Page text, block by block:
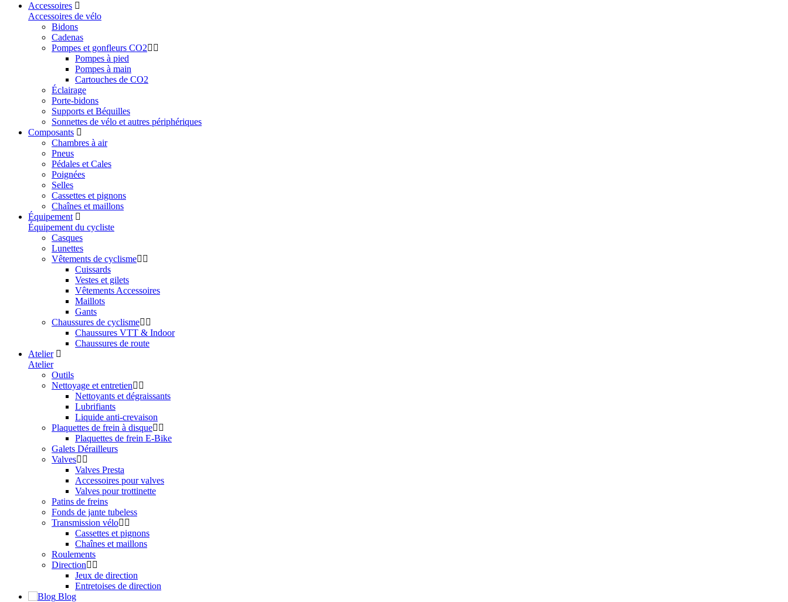
Accessoires
Accessoires de vélo
Bidons
Cadenas
Pompes et gonfleurs CO2
Pompes à pied
Pompes à main
Cartouches de CO2
Éclairage
Porte-bidons
Supports et Béquilles
Sonnettes de vélo et autres périphériques
Composants
Chambres à air
Pneus
Pédales et Cales
Poignées
Selles
Cassettes et pignons
Chaînes et maillons
Équipement
Équipement du cycliste
Casques
Lunettes
Vêtements de cyclisme
Cuissards
Vestes et gilets
Vêtements Accessoires
Maillots
Gants
Chaussures de cyclisme
Chaussures VTT & Indoor
Chaussures de route
Atelier
Atelier
Outils
Nettoyage et entretien
Nettoyants et dégraissants
Lubrifiants
Liquide anti-crevaison
Plaquettes de frein à disque
Plaquettes de frein E-Bike
Galets Dérailleurs
Valves
Valves Presta
Accessoires pour valves
Valves pour trottinette
Patins de freins
Fonds de jante tubeless
Transmission vélo
Cassettes et pignons
Chaînes et maillons
Roulements
Direction
Jeux de direction
Entretoises de direction
Blog